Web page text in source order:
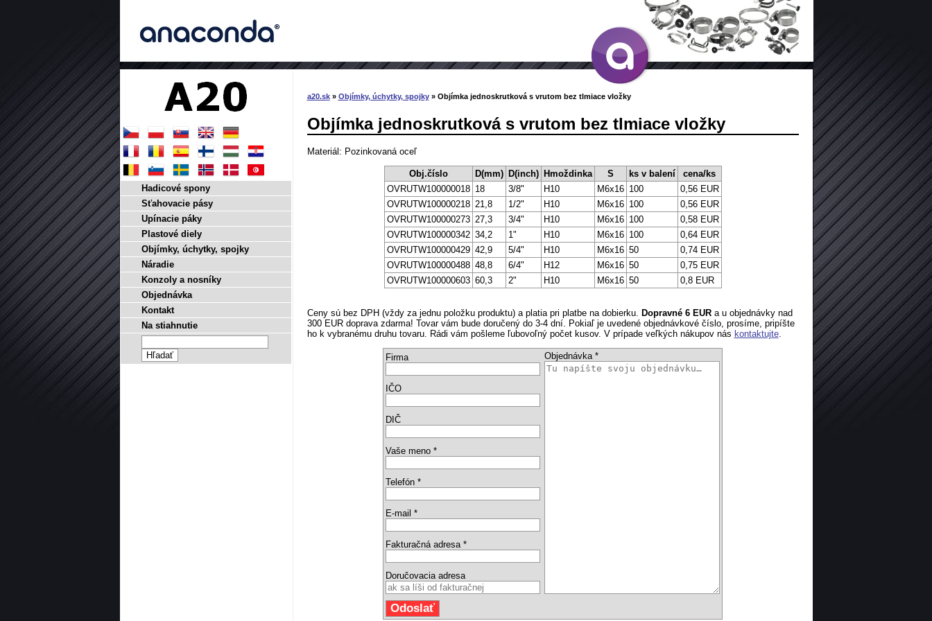
a20.sk» Objímky, úchytky, spojky» Objímka jednoskrutková s vrutom bez tlmiace vložky
Objímka jednoskrutková s vrutom bez tlmiace vložky
Materiál: Pozinkovaná oceľ
Obj.číslo D(mm) D(inch) Hmoždinka S ks v balení
cena/ks
OVRUTW100000018 18 3/8" H10 M6x16 100
0,56 EUR
OVRUTW100000218 21,8 1/2" H10 M6x16 100
0,56 EUR
OVRUTW100000273 27,3 3/4" H10 M6x16 100
0,58 EUR
OVRUTW100000342 34,2 1" H10 M6x16 100
0,64 EUR
OVRUTW100000429 42,9 5/4" H10 M6x16 50
0,74 EUR
OVRUTW100000488 48,8 6/4" H12 M6x16 50
0,75 EUR
OVRUTW100000603 60,3 2" H10 M6x16 50 0,8 EUR
Ceny sú bez DPH (vždy za jednu položku produktu) a platia pri platbe na dobierku. Dopravné 6 EURa u objednávky nad
300 EUR doprava zdarma! Tovar vám bude doručený do 3-4 dní. Pokiaľ je uvedené objednávkové číslo, prosíme, pripíšte
ho k vybranému druhu tovaru. Rádi vám pošleme ľubovoľný počet kusov. V prípade veľkých nákupov nás kontaktujte.
Firma Objednávka *
IČO
DIČ
Vaše meno *
Telefón *
E-mail *
Fakturačná adresa *
Doručovacia adresa
Hadicové spony
Sťahovacie pásy
Upínacie páky
Plastové diely
Objímky, úchytky, spojky
Náradie
Konzoly a nosníky
Objednávka
Kontakt
Na stiahnutie